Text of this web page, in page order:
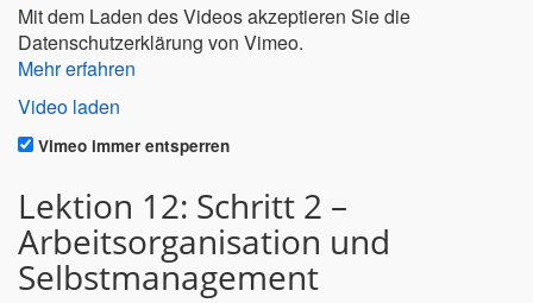
Mit dem Laden des Videos akzeptieren Sie die
Datenschutzerklärung von Vimeo.
Mehr erfahren
Video laden
Vimeo immer entsperren
Lektion 12: Schritt 2 –
Arbeitsorganisation und
Selbstmanagement